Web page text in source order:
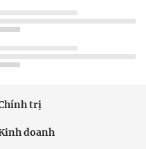
trị
doanh